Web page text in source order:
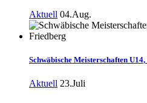
Aktuell 04.Aug.
Schwäbische Meisterschaften
Aktuell 23.Juli